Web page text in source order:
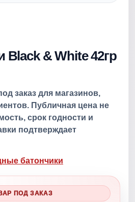
Black & White 42гр
заказ для магазинов,
Публичная цена не
срок годности и
подтверждает
батончики
ПОД ЗАКАЗ